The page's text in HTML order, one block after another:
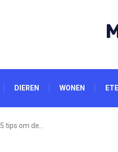
DIEREN WONEN
5 tips om de…